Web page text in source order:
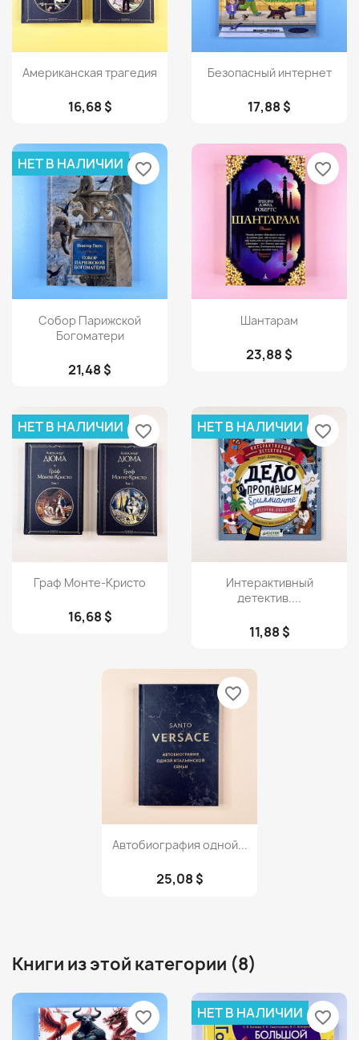
Просмотр
Американская трагедия
16,68 $
Просмотр
Безопасный интернет
17,88 $
Просмотр
Собор Парижской
Богоматери
21,48 $
НЕТ В НАЛИЧИИ favorite_border
Просмотр
Шантарам
23,88 $
favorite_border
Просмотр
Граф Монте-Кристо
16,68 $
НЕТ В НАЛИЧИИ favorite_border
Просмотр
Интерактивный
детектив....
11,88 $
НЕТ В НАЛИЧИИ favorite_border
Просмотр
Автобиография одной...
25,08 $
favorite_border
Книги из этой категории (8)
favorite_border НЕТ В НАЛИЧИИ favorite_border